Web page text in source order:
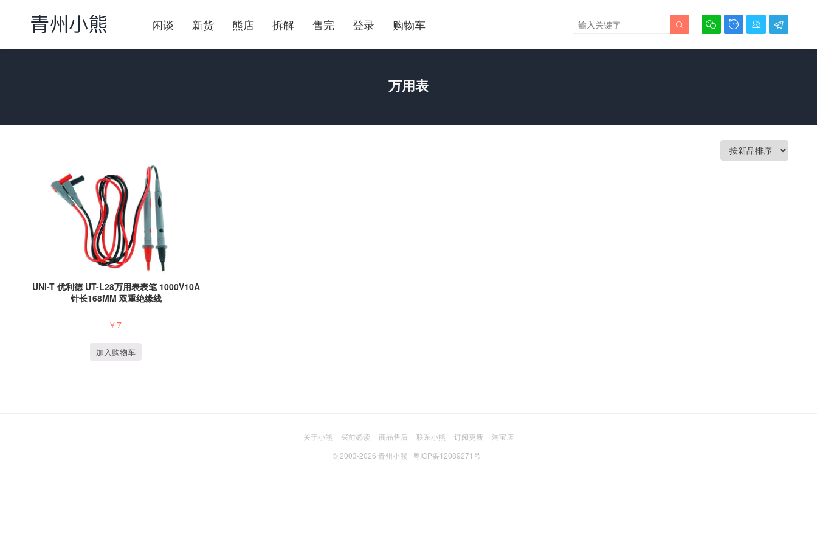
闲谈 新货 熊店 拆解 售完 登录 购物车    

万用表
UNI-T 优利德 UT-L28万用表表笔 1000V10A
针长168MM 双重绝缘线
¥7
加入购物车
关于小熊 买前必读 商品售后 联系小熊 订阅更新
淘宝店
© 2003-2026 青州小熊 粤ICP备12089271号